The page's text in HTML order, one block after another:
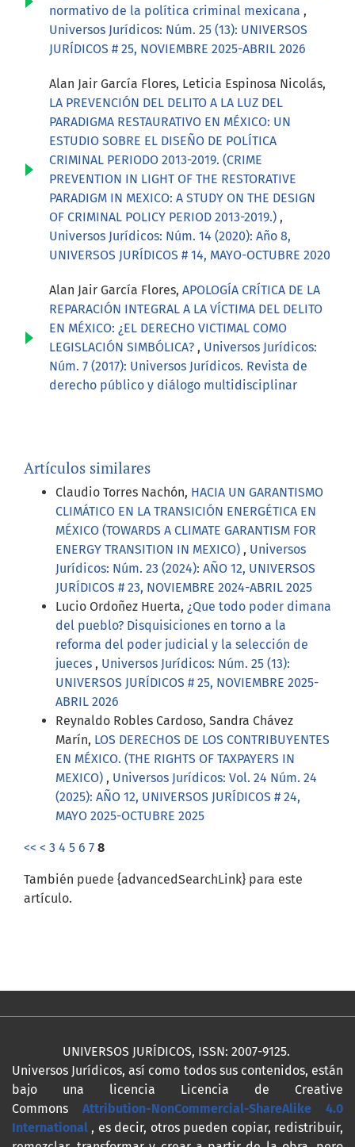
normativo de la política criminal mexicana ,
Universos Jurídicos: Núm. 25 (13): UNIVERSOS
JURÍDICOS # 25, NOVIEMBRE 2025-ABRIL 2026
Alan Jair García Flores, Leticia Espinosa Nicolás,
LA PREVENCIÓN DEL DELITO A LA LUZ DEL
PARADIGMA RESTAURATIVO EN MÉXICO: UN
ESTUDIO SOBRE EL DISEÑO DE POLÍTICA
CRIMINAL PERIODO 2013-2019. (CRIME
PREVENTION IN LIGHT OF THE RESTORATIVE
PARADIGM IN MEXICO: A STUDY ON THE DESIGN
OF CRIMINAL POLICY PERIOD 2013-2019.) ,
Universos Jurídicos: Núm. 14 (2020): Año 8,
UNIVERSOS JURÍDICOS # 14, MAYO-OCTUBRE 2020
Alan Jair García Flores, APOLOGÍA CRÍTICA DE LA
REPARACIÓN INTEGRAL A LA VÍCTIMA DEL DELITO
EN MÉXICO: ¿EL DERECHO VICTIMAL COMO
LEGISLACIÓN SIMBÓLICA? , Universos Jurídicos:
Núm. 7 (2017): Universos Jurídicos. Revista de
derecho público y diálogo multidisciplinar
Artículos similares
Claudio Torres Nachón, HACIA UN GARANTISMO
CLIMÁTICO EN LA TRANSICIÓN ENERGÉTICA EN
MÉXICO (TOWARDS A CLIMATE GARANTISM FOR
ENERGY TRANSITION IN MEXICO) , Universos
Jurídicos: Núm. 23 (2024): AÑO 12, UNIVERSOS
JURÍDICOS # 23, NOVIEMBRE 2024-ABRIL 2025
Lucio Ordoñez Huerta, ¿Que todo poder dimana
del pueblo? Disquisiciones en torno a la
reforma del poder judicial y la selección de
jueces , Universos Jurídicos: Núm. 25 (13):
UNIVERSOS JURÍDICOS # 25, NOVIEMBRE 2025-
ABRIL 2026
Reynaldo Robles Cardoso, Sandra Chávez
Marín, LOS DERECHOS DE LOS CONTRIBUYENTES
EN MÉXICO. (THE RIGHTS OF TAXPAYERS IN
MEXICO) , Universos Jurídicos: Vol. 24 Núm. 24
(2025): AÑO 12, UNIVERSOS JURÍDICOS # 24,
MAYO 2025-OCTUBRE 2025
<< < 3 4 5 6 7 8
También puede {advancedSearchLink} para este
artículo.
UNIVERSOS JURÍDICOS, ISSN: 2007-9125.
Universos Jurídicos, así como todos sus contenidos, están
bajo una licencia Licencia de Creative
Commons Attribution-NonCommercial-ShareAlike 4.0
International , es decir, otros pueden copiar, redistribuir,